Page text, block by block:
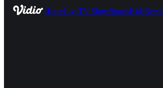
HomeLiveTV ShowSportsKidsNews